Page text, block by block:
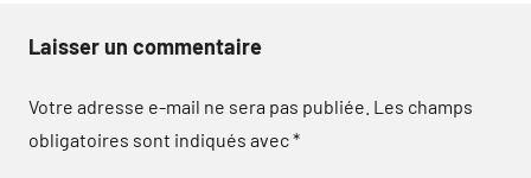
Laisser un commentaire
Votre adresse e-mail ne sera pas publiée. Les champs
obligatoires sont indiqués avec*